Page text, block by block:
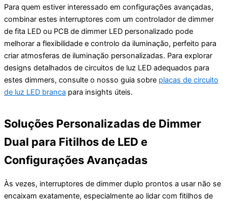
Para quem estiver interessado em configurações avançadas,
combinar estes interruptores com um controlador de dimmer
de fita LED ou PCB de dimmer LED personalizado pode
melhorar a flexibilidade e controlo da iluminação, perfeito para
criar atmosferas de iluminação personalizadas. Para explorar
designs detalhados de circuitos de luz LED adequados para
estes dimmers, consulte o nosso guia sobre placas de circuito
de luz LED branca para insights úteis.
Soluções Personalizadas de Dimmer
Dual para Fitilhos de LED e
Configurações Avançadas
Às vezes, interruptores de dimmer duplo prontos a usar não se
encaixam exatamente, especialmente ao lidar com fitilhos de